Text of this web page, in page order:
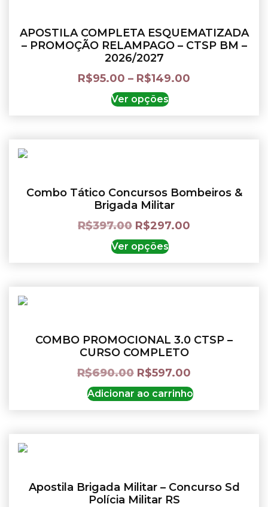
APOSTILA COMPLETA ESQUEMATIZADA
– PROMOÇÃO RELAMPAGO – CTSP BM –
2026/2027
R$95.00 – R$149.00
Ver opções
Combo Tático Concursos Bombeiros &
Brigada Militar
R$397.00 R$297.00
Ver opções
COMBO PROMOCIONAL 3.0 CTSP –
CURSO COMPLETO
R$690.00 R$597.00
Adicionar ao carrinho
Apostila Brigada Militar – Concurso Sd
Polícia Militar RS